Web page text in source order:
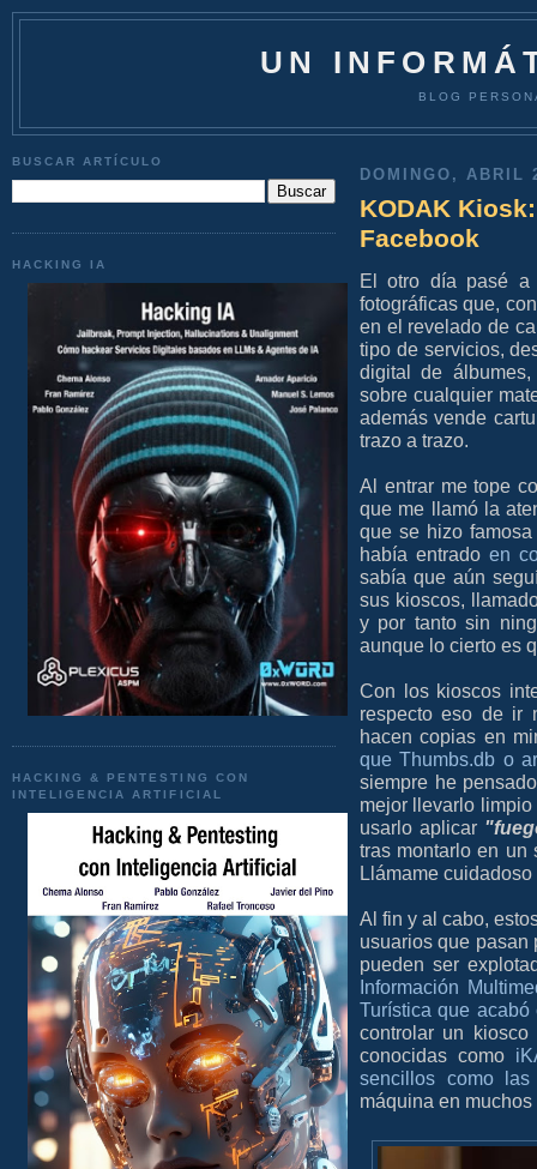
UN
BLOG
BUSCAR ARTÍCULO
HACKING IA
HACKING & PENTESTING CON
INTELIGENCIA ARTIFICIAL
DOMINGO, ABRIL
KODAK
Facebook
El otro día pasé a
fotográficas que,
en el revelado de
tipo de servicios,
digital de
sobre cualquier
además vende
trazo a trazo.
Al entrar me tope
que me llamó la
que se hizo
había entrado en
sabía que aún
sus kioscos,
y por tanto sin
aunque lo cierto es
Con los kioscos
respecto eso de ir
hacen copias en
que Thumbs.db o
siempre he
mejor llevarlo
usarlo aplicar
tras montarlo en un
Llámame
Al fin y al cabo,
usuarios que pasan
pueden ser
Información
Turística que
controlar un kiosco
conocidas como
sencillos como
máquina en muchos